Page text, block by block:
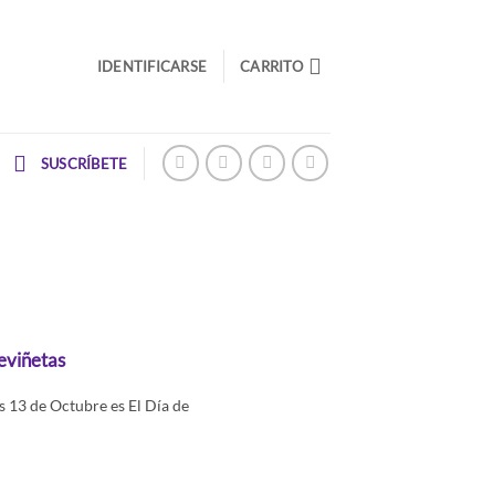
IDENTIFICARSE CARRITO
SUSCRÍBETE
13 de Octubre es El Día de